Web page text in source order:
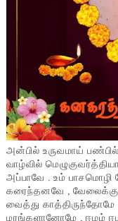
அன்பில் உருவமாய்
வாழ்வில்
அப்பாவே . உம்
கரைந்தனவே , வேலைக்கு
வைத்து காத்திருந்தோமே
மரங்களானோமே , ஈழம்